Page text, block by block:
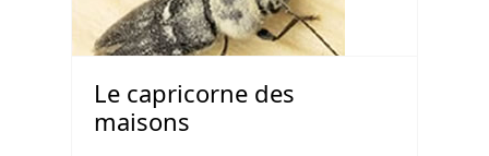
Le capricorne des
maisons